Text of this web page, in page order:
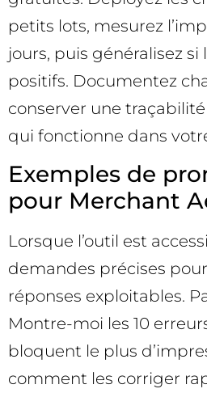
petits lots, mesurez
jours, puis généralisez si
positifs. Documentez
conserver une
qui fonctionne dans
Exemples de
pour Merchant
Lorsque l’outil est
demandes précises
réponses exploitables.
Montre-moi les 10
bloquent le plus
comment les corriger